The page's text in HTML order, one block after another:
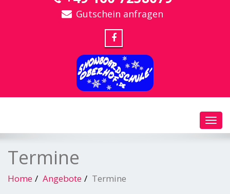
Gutschein anfragen
Termine
Home Angebote Termine